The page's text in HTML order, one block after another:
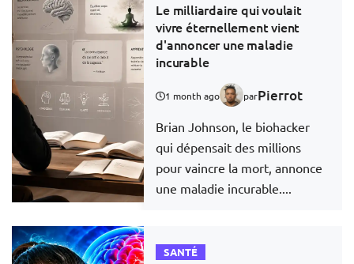
Le milliardaire qui voulait
vivre éternellement vient
d'annoncer une maladie
incurable
1 month ago parPierrot
Brian Johnson, le biohacker
qui dépensait des millions
pour vaincre la mort, annonce
une maladie incurable....
SANTÉ